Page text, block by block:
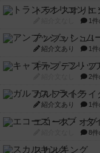
トランスオリエ
1
アンブッシュ！
紹介文あり 1
キャプテン・フ
2
ガルフストライ
紹介文あり 1
エコーズ・オブ
8件
スカルキング